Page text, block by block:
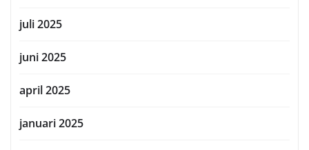
juli 2025
juni 2025
april 2025
januari 2025